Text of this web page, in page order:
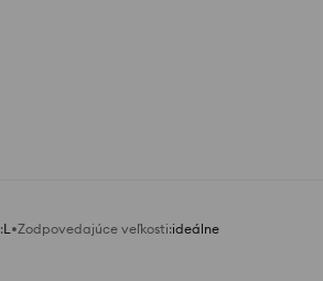
:L Zodpovedajúce veľkosti:ideálne